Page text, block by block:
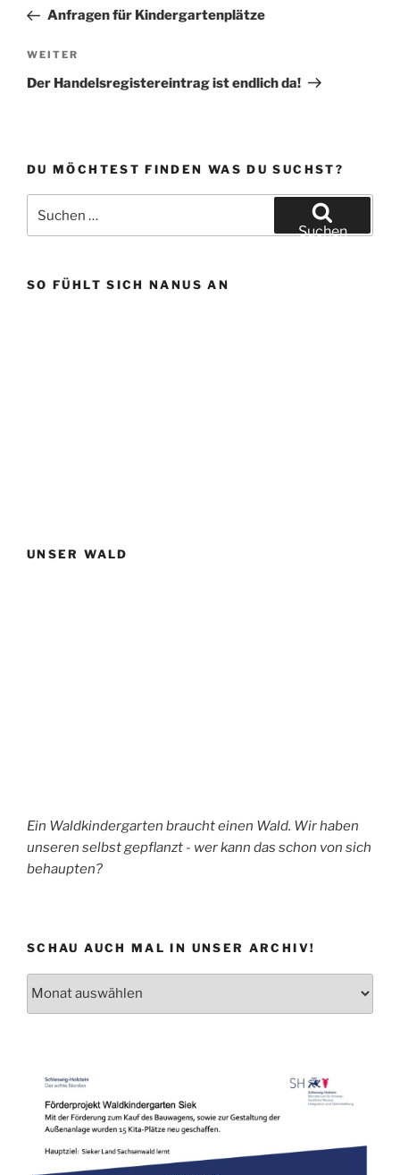
Beitrag
Anfragen für Kindergartenplätze
Nächster
Beitrag
WEITER
Der Handelsregistereintrag ist endlich da!
DU MÖCHTEST FINDEN WAS DU SUCHST?
nach:
Suchen
SO FÜHLT SICH NANUS AN
UNSER WALD
Ein Waldkindergarten braucht einen Wald. Wir haben
unseren selbst gepflanzt - wer kann das schon von sich
behaupten?
SCHAU AUCH MAL IN UNSER ARCHIV!
Archiv!